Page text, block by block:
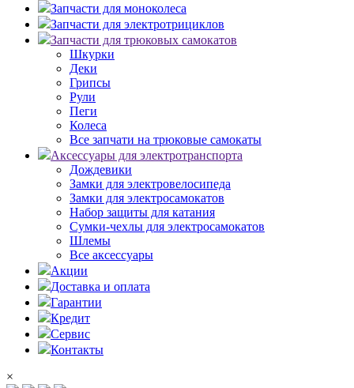
Запчасти для моноколеса
Запчасти для электротрициклов
Запчасти для трюковых самокатов
Шкурки
Деки
Грипсы
Рули
Пеги
Колеса
Все запчати на трюковые самокаты
Аксессуары для электротранспорта
Дождевики
Замки для электровелосипеда
Замки для электросамокатов
Набор защиты для катания
Сумки-чехлы для электросамокатов
Шлемы
Все аксессуары
Акции
Доставка и оплата
Гарантии
Кредит
Сервис
Контакты
×